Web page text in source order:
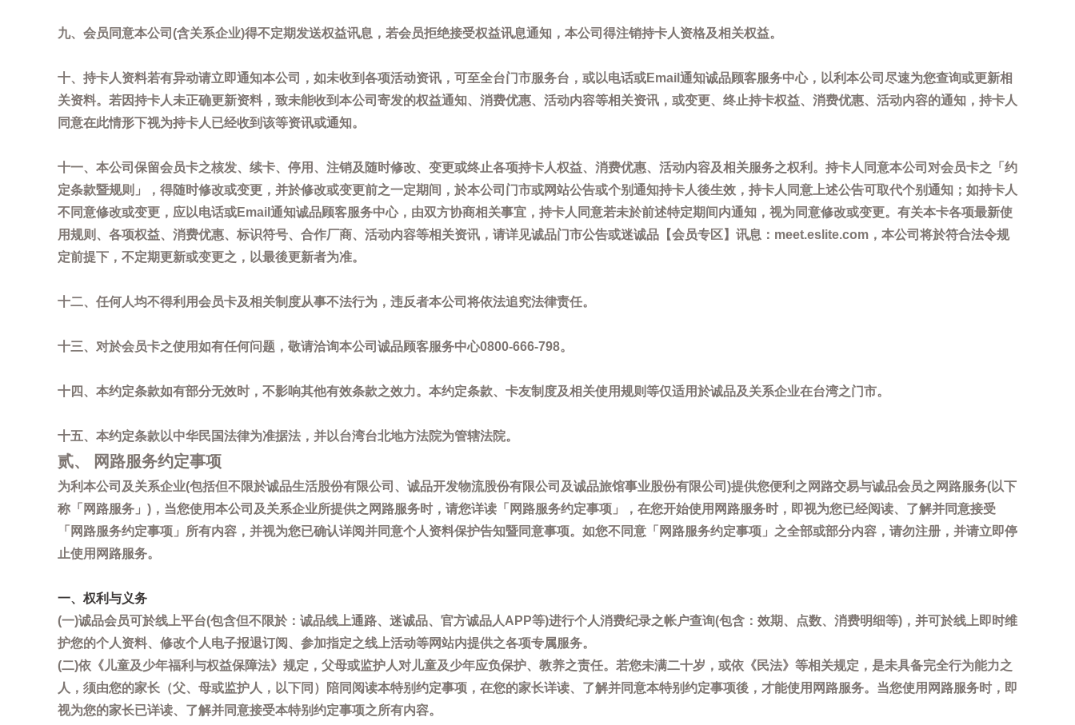
九、会员同意本公司(含关系企业)得不定期发送权益讯息，若会员拒绝接受权益讯息通知，本公司得注销持卡人资格及相关权益。
十、持卡人资料若有异动请立即通知本公司，如未收到各项活动资讯，可至全台门市服务台，或以电话或Email通知诚品顾客服务中心，以利本公司尽速为您查询或更新相
关资料。若因持卡人未正确更新资料，致未能收到本公司寄发的权益通知、消费优惠、活动内容等相关资讯，或变更、终止持卡权益、消费优惠、活动内容的通知，持卡人
同意在此情形下视为持卡人已经收到该等资讯或通知。
十一、本公司保留会员卡之核发、续卡、停用、注销及随时修改、变更或终止各项持卡人权益、消费优惠、活动内容及相关服务之权利。持卡人同意本公司对会员卡之「约
定条款暨规则」，得随时修改或变更，并於修改或变更前之一定期间，於本公司门市或网站公告或个别通知持卡人後生效，持卡人同意上述公告可取代个别通知；如持卡人
不同意修改或变更，应以电话或Email通知诚品顾客服务中心，由双方协商相关事宜，持卡人同意若未於前述特定期间内通知，视为同意修改或变更。有关本卡各项最新使
用规则、各项权益、消费优惠、标识符号、合作厂商、活动内容等相关资讯，请详见诚品门市公告或迷诚品【会员专区】讯息：meet.eslite.com，本公司将於符合法令规
定前提下，不定期更新或变更之，以最後更新者为准。
十二、任何人均不得利用会员卡及相关制度从事不法行为，违反者本公司将依法追究法律责任。
十三、对於会员卡之使用如有任何问题，敬请洽询本公司诚品顾客服务中心0800-666-798。
十四、本约定条款如有部分无效时，不影响其他有效条款之效力。本约定条款、卡友制度及相关使用规则等仅适用於诚品及关系企业在台湾之门市。
十五、本约定条款以中华民国法律为准据法，并以台湾台北地方法院为管辖法院。
贰、 网路服务约定事项
为利本公司及关系企业(包括但不限於诚品生活股份有限公司、诚品开发物流股份有限公司及诚品旅馆事业股份有限公司)提供您便利之网路交易与诚品会员之网路服务(以下
称「网路服务」)，当您使用本公司及关系企业所提供之网路服务时，请您详读「网路服务约定事项」，在您开始使用网路服务时，即视为您已经阅读、了解并同意接受
「网路服务约定事项」所有内容，并视为您已确认详阅并同意个人资料保护告知暨同意事项。如您不同意「网路服务约定事项」之全部或部分内容，请勿注册，并请立即停
止使用网路服务。
一、权利与义务
(一)诚品会员可於线上平台(包含但不限於：诚品线上通路、迷诚品、官方诚品人APP等)进行个人消费纪录之帐户查询(包含：效期、点数、消费明细等)，并可於线上即时维
护您的个人资料、修改个人电子报退订阅、参加指定之线上活动等网站内提供之各项专属服务。
(二)依《儿童及少年福利与权益保障法》规定，父母或监护人对儿童及少年应负保护、教养之责任。若您未满二十岁，或依《民法》等相关规定，是未具备完全行为能力之
人，须由您的家长（父、母或监护人，以下同）陪同阅读本特别约定事项，在您的家长详读、了解并同意本特别约定事项後，才能使用网路服务。当您使用网路服务时，即
视为您的家长已详读、了解并同意接受本特别约定事项之所有内容。